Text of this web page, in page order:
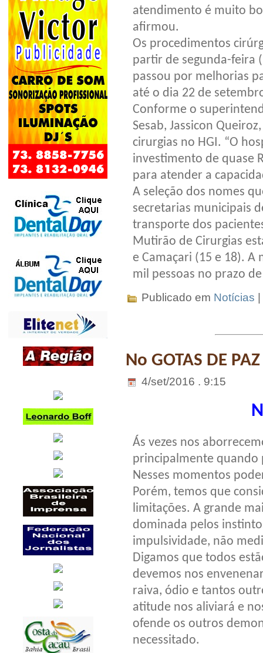
atendimento é muito
afirmou.
Os procedimentos
partir de segunda-feira
passou por melhorias
até o dia 22 de
Conforme o
Sesab, Jassicon
cirurgias no HGI. “O
investimento de quase
para atender a
A seleção dos nomes
secretarias municipais
transporte dos
Mutirão de Cirurgias
e Camaçari (15 e 18).
mil pessoas no prazo
Publicado em Notícias |
No GOTAS DE PAZ
4/set/2016 . 9:15
Ás vezes nos
principalmente quando
Nesses momentos
Porém, temos que
limitações. A grande
dominada pelos
impulsividade, não
Digamos que todos
devemos nos
raiva, ódio e tantos
atitude nos aliviará e
ofende os outros
necessitado.